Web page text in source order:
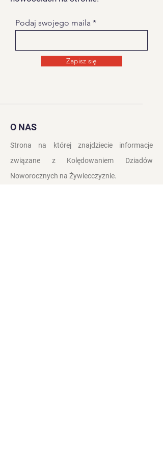
Podaj swojego maila
Zapisz się
O NAS
Strona na której znajdziecie informacje
związane z Kolędowaniem Dziadów
Noworocznych na Żywiecczyznie.